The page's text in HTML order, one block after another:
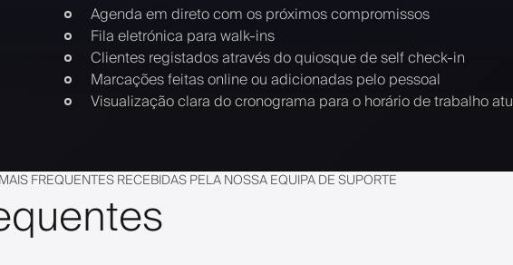
Agenda em direto com os próximos compromissos
Fila eletrónica para walk-ins
Clientes registados através do quiosque de self check-in
Marcações feitas online ou adicionadas pelo pessoal
Visualização clara do cronograma para o horário de trabalho
FREQUENTES RECEBIDAS PELA NOSSA EQUIPA DE SUPORTE